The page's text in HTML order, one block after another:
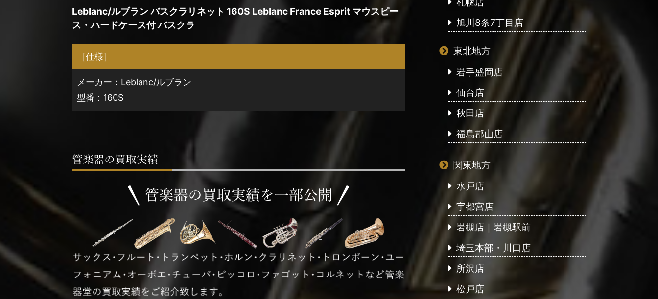
Leblanc/ルブラン バスクラリネット 160S Leblanc France Esprit マウスピー
ス・ハードケース付 バスクラ
［仕様］
メーカー：Leblanc/ルブラン
型番：160S
旭川8条7丁目店
東北地方
岩手盛岡店
仙台店
秋田店
福島郡山店
関東地方
水戸店
宇都宮店
岩槻店｜岩槻駅前
埼玉本部・川口店
所沢店
松戸店